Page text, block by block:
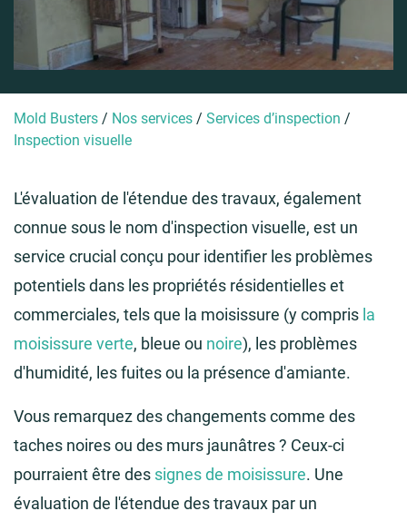
Mold Busters / Nos services / Services d’inspection /
Inspection visuelle
L'évaluation de l'étendue des travaux, également
connue sous le nom d'inspection visuelle, est un
service crucial conçu pour identifier les problèmes
potentiels dans les propriétés résidentielles et
commerciales, tels que la moisissure (y compris la
moisissure verte, bleue ou noire), les problèmes
d'humidité, les fuites ou la présence d'amiante.
Vous remarquez des changements comme des
taches noires ou des murs jaunâtres ? Ceux-ci
pourraient être des signes de moisissure. Une
évaluation de l'étendue des travaux par un